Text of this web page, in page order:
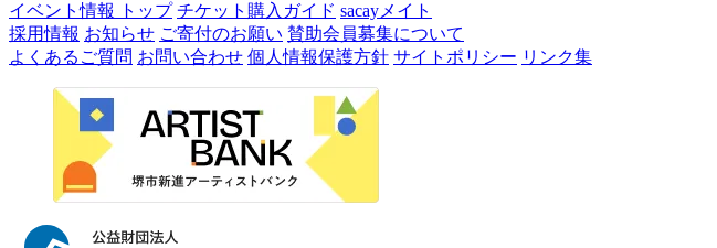
イベント情報 トップ チケット購入ガイド sacayメイト
採用情報 お知らせ ご寄付のお願い 賛助会員募集について
よくあるご質問 お問い合わせ 個人情報保護方針 サイトポリシー リンク集